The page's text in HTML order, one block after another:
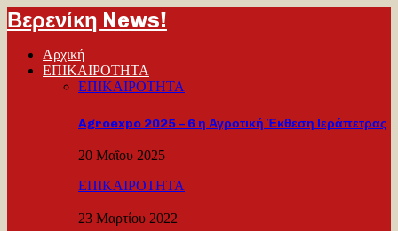
Βερενίκη News!
Αρχική
ΕΠΙΚΑΙΡΟΤΗΤΑ
ΕΠΙΚΑΙΡΟΤΗΤΑ
Agroexpo 2025 – 6 η Αγροτική Έκθεση Ιεράπετρας
20 Μαΐου 2025
ΕΠΙΚΑΙΡΟΤΗΤΑ
23 Μαρτίου 2022